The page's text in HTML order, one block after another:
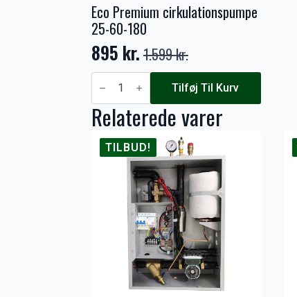
Eco Premium cirkulationspumpe
25-60-180
1.599kr.
Den
oprindelige
pris
var:
1.599 kr..
895 kr.
Den
aktuelle
pris
er:
895 kr..
Eco
Premium
25-
60-
antal
Tilføj Til Kurv
Relaterede varer
TILBUD!